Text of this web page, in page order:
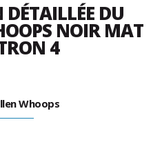
DÉTAILLÉE DU
NOIR MAT
4
Whoops